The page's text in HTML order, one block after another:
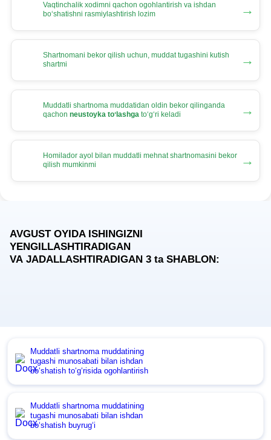
Vaqtinchalik хodimni qachon ogohlantirish va ishdan
boʻshatishni rasmiylashtirish lozim
→
Shartnomani bekor qilish uchun, muddat tugashini kutish
shartmi
→
Muddatli shartnoma muddatidan oldin bekor qilinganda
qachon neustoyka toʻlashga toʻgʻri keladi →
Homilador ayol bilan muddatli mehnat shartnomasini bekor
qilish mumkinmi
→
AVGUST OYIDA ISHINGIZNI
YENGILLASHTIRADIGAN
VA JADALLASHTIRADIGAN 3 taSHABLON:
Muddatli shartnoma muddatining
tugashi munosabati bilan ishdan
boʻshatish toʻgʻrisida ogohlantirish
Muddatli shartnoma muddatining
tugashi munosabati bilan ishdan
boʻshatish buyrugʻi